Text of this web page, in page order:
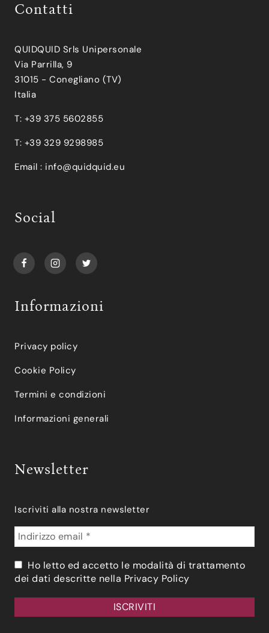
Contatti
QUIDQUID Srls Unipersonale
Via Parrilla, 9
31015 - Conegliano (TV)
Italia
T: +39 375 5602855
T: +39 329 9298985
Email : info@quidquid.eu
Social
Informazioni
Privacy policy
Cookie Policy
Termini e condizioni
Informazioni generali
Newsletter
Iscriviti alla nostra newsletter
Ho letto ed accetto le modalità di trattamento
dei dati descritte nella Privacy Policy